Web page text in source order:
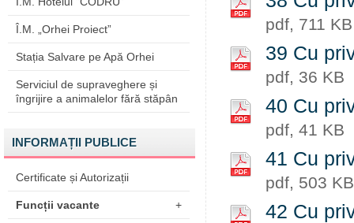
Î.M. „Orhei Proiect”
Stația Salvare pe Apă Orhei
Serviciul de supraveghere și
îngrijire a animalelor fără stăpân
INFORMAȚII PUBLICE
Certificate și Autorizații
Funcții vacante +
pdf, 711 KB
39 Cu
pdf, 36 KB
40 Cu
pdf, 41 KB
41 Cu
pdf, 503 KB
42 Cu